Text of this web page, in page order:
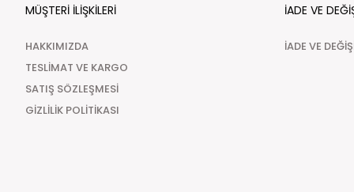
MÜŞTERİ İLİŞKİLERİ
HAKKIMIZDA
TESLİMAT VE KARGO
SATIŞ SÖZLEŞMESİ
GİZLİLİK POLİTİKASI
İADE VE
İADE VE